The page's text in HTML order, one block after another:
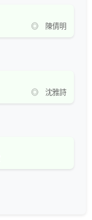
◎ 陳倩明
◎ 沈雅詩